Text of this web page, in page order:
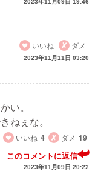
いいね
ダメ
2023年11月11日 03:20
い。
ねぇな。
いいね 4 ダメ 19
このコメントに返信
2023年11月09日 20:22